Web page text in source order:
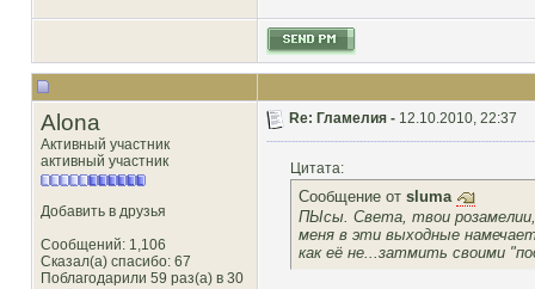
Alona
Активный участник
активный участник
Добавить в друзья
Сообщений: 1,106
Сказал(а) спасибо: 67
Поблагодарили 59 раз(а) в 30
Re: Гламелия - 12.10.2010, 22:37
Цитата:
Сообщение от sluma
ПЫсы. Света, твои
меня в эти выходные
как её не...затмить своими